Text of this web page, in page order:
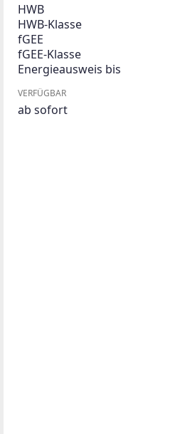
HWB
HWB-Klasse
fGEE
fGEE-Klasse
Energieausweis bis
VERFÜGBAR
ab sofort